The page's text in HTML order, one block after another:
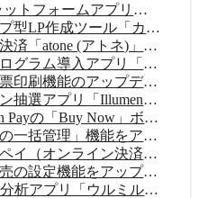
ECプラットフォームアプリ「TikTok shop」リリース
スワイプ型LP作成ツール「カラーミーモーションLP」提供開始
後払い決済「atone (アトネ)」提供開始
紹介プログラム導入アプリ「Letters（レターズ）」リリース
受注伝票印刷機能のアップデート
クーポン抽選アプリ「Illumenza Coupon （イルメンザ クーポン）」リリース
Amazon Payの「Buy Now」ボタンを提供開始
「商品の一括管理」機能をアップデート
「楽天ペイ（オンライン決済）」のバージョンアップ
定期販売の設定機能をアップデート
AI売上分析アプリ「ウルミル コンシェルジュ」リリース